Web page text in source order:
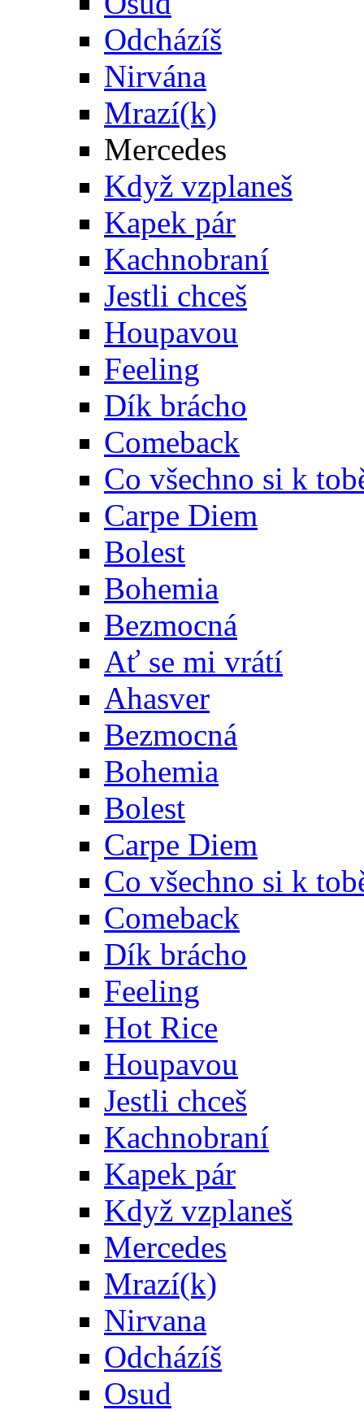
Odcházíš
Nirvána
Mrazí(k)
Mercedes
Když vzplaneš
Kapek pár
Kachnobraní
Jestli chceš
Houpavou
Feeling
Dík brácho
Comeback
Co všechno si k
Carpe Diem
Bolest
Bohemia
Bezmocná
Ať se mi vrátí
Ahasver
Bezmocná
Bohemia
Bolest
Carpe Diem
Co všechno si k
Comeback
Dík brácho
Feeling
Hot Rice
Houpavou
Jestli chceš
Kachnobraní
Kapek pár
Když vzplaneš
Mercedes
Mrazí(k)
Nirvana
Odcházíš
Osud